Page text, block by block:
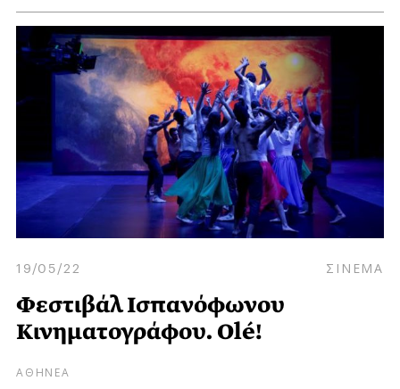
19/05/22 ΣΙΝΕΜΑ
Φεστιβάλ Ισπανόφωνου
Κινηματογράφου. Olé!
ΑΘΗΝΕΑ